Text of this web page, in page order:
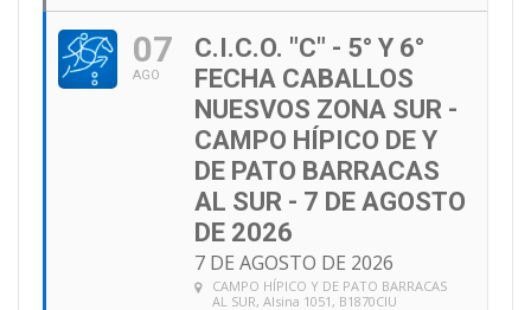
07
AGO
C.I.C.O. "C" - 5° Y 6°
FECHA CABALLOS
NUESVOS ZONA SUR -
CAMPO HÍPICO DE Y
DE PATO BARRACAS
AL SUR - 7 DE AGOSTO
DE 2026
7 DE AGOSTO DE 2026
CAMPO HÍPICO Y DE PATO BARRACAS
AL SUR, Alsina 1051, B1870CIU